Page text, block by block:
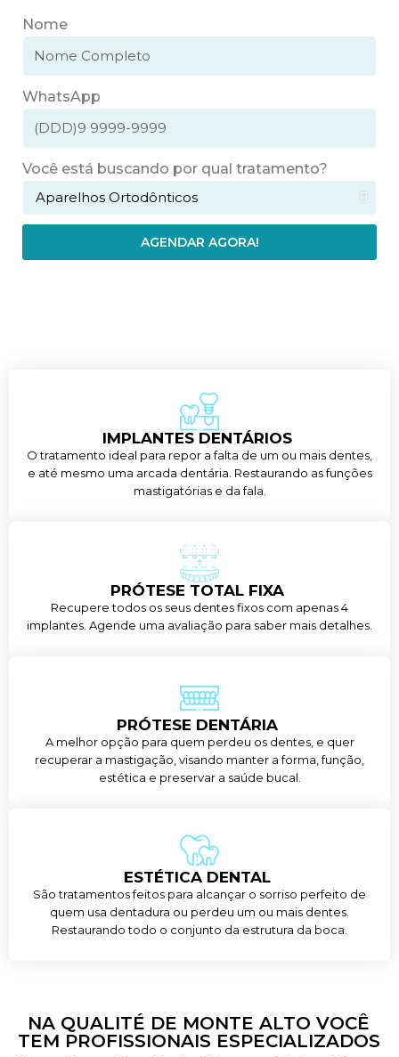
Nome
WhatsApp
Você está buscando por qual tratamento?
AGENDAR AGORA!
IMPLANTES DENTÁRIOS
O tratamento ideal para repor a falta de um ou mais dentes,
e até mesmo uma arcada dentária. Restaurando as funções
mastigatórias e da fala.
PRÓTESE TOTAL FIXA
Recupere todos os seus dentes fixos com apenas 4
implantes. Agende uma avaliação para saber mais detalhes.
PRÓTESE DENTÁRIA
A melhor opção para quem perdeu os dentes, e quer
recuperar a mastigação, visando manter a forma, função,
estética e preservar a saúde bucal.
ESTÉTICA DENTAL
São tratamentos feitos para alcançar o sorriso perfeito de
quem usa dentadura ou perdeu um ou mais dentes.
Restaurando todo o conjunto da estrutura da boca.
NA QUALITÉ DE MONTE ALTO VOCÊ
TEM PROFISSIONAIS ESPECIALIZADOS